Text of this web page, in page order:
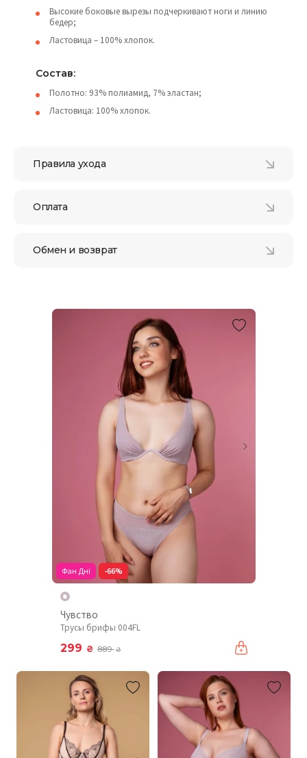
Высокие боковые вырезы подчеркивают ноги и линию
бедер;
Ластовица – 100% хлопок.
Состав:
Полотно: 93% полиамид, 7% эластан;
Ластовица: 100% хлопок.
Правила ухода
Оплата
Обмен и возврат
Фан Дні -66%
Чувство
Трусы брифы 004FL
299 ₴ 889₴